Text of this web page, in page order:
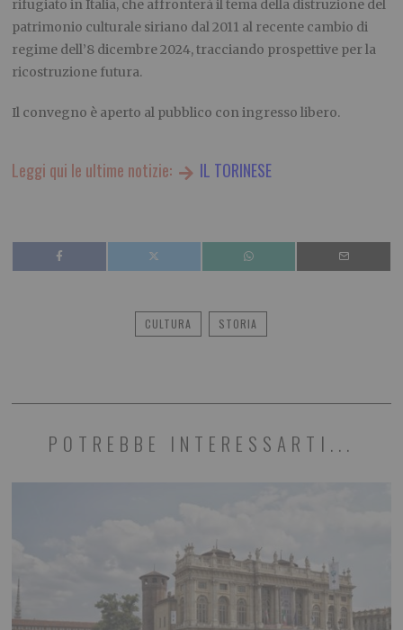
rifugiato in Italia, che affronterà il tema della distruzione del
patrimonio culturale siriano dal 2011 al recente cambio di
regime dell’8 dicembre 2024, tracciando prospettive per la
ricostruzione futura.
Il convegno è aperto al pubblico con ingresso libero.
Leggi qui le ultime notizie: IL TORINESE
CULTURA STORIA
POTREBBE INTERESSARTI...